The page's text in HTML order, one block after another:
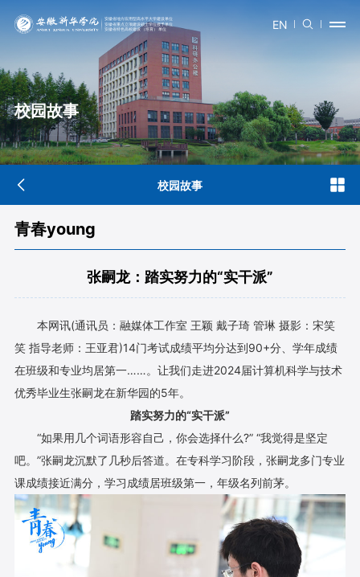
EN
校园故事
校园故事
青春young
张嗣龙：踏实努力的“实干派”
本网讯(通讯员：融媒体工作室 王颖 戴子琦 管琳 摄影：宋笑
笑 指导老师：王亚君)14门考试成绩平均分达到90+分、学年成绩
在班级和专业均居第一……。让我们走进2024届计算机科学与技术
优秀毕业生张嗣龙在新华园的5年。
踏实努力的“实干派”
“如果用几个词语形容自己，你会选择什么?” “我觉得是坚定
吧。”张嗣龙沉默了几秒后答道。在专科学习阶段，张嗣龙多门专业
课成绩接近满分，学习成绩居班级第一，年级名列前茅。